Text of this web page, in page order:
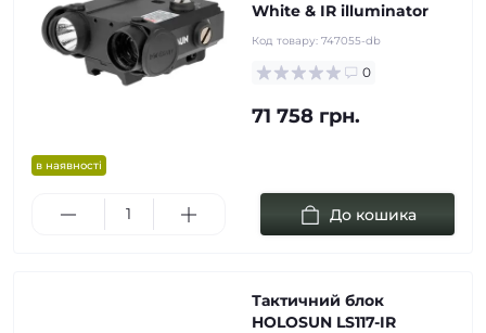
в наявності
White & IR illuminator
Код товару: 747055-db
0
71 758 грн.
До кошика
Тактичний блок
HOLOSUN LS117-IR